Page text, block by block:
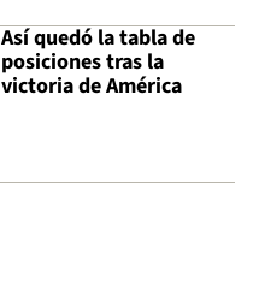
Así quedó la tabla de
posiciones tras la
victoria de América